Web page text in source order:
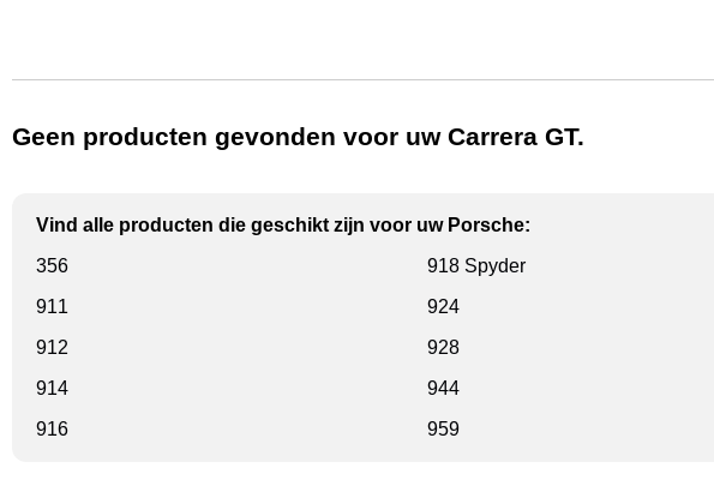
Geen producten gevonden voor uw Carrera GT.
Vind alle producten die geschikt zijn voor uw Porsche:
356
911
912
914
916
918 Spyder
924
928
944
959